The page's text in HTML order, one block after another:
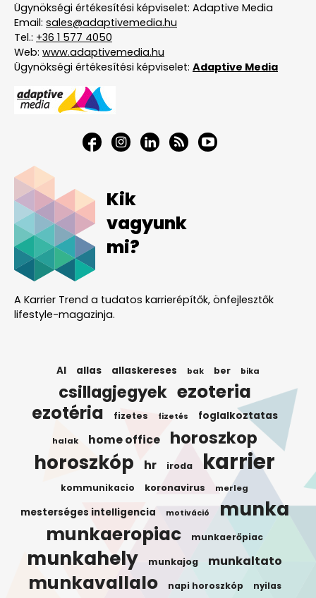
Ügynökségi értékesítési képviselet: Adaptive Media
Email: sales@adaptivemedia.hu
Tel.: +36 1 577 4050
Web: www.adaptivemedia.hu
Ügynökségi értékesítési képviselet: Adaptive Media
Kik
vagyunk
mi?
A Karrier Trend a tudatos karrierépítők, önfejlesztők
lifestyle-magazinja.
AI allas allaskereses bak ber bika
csillagjegyek ezoteria
ezotéria fizetes fizetés foglalkoztatas
halak home office horoszkop
horoszkóp hr iroda karrier
kommunikacio koronavirus merleg
mesterséges intelligencia motiváció munka
munkaeropiac munkaerőpiac
munkahely munkajog munkaltato
munkavallalo napi horoszkóp nyilas